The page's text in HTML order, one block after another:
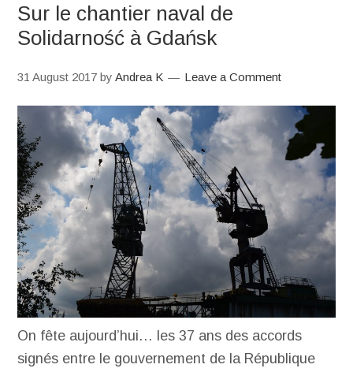
Sur le chantier naval de
Solidarność à Gdańsk
31 August 2017 byAndrea K Leave a Comment
On fête aujourd’hui… les 37 ans des accords
signés entre le gouvernement de la République